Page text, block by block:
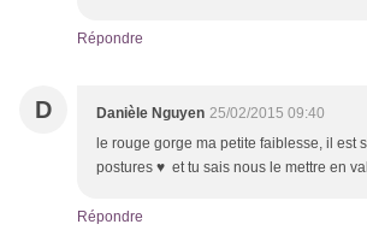
Répondre
D Danièle Nguyen 25/02/2015 09:40
le rouge gorge ma petite faiblesse, il est
postures ♥ et tu sais nous le mettre en
Répondre